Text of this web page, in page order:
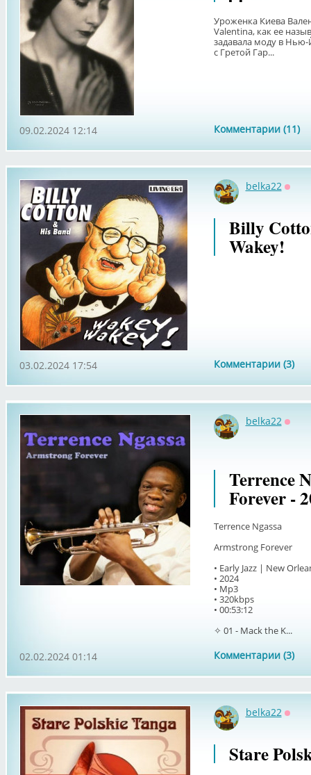
Уроженка Киева
Valentina, как ее
задавала моду в Нью-
с Гретой Гар...
Комментарии (11)
09.02.2024 12:14
belka22
Billy
Wakey!
Комментарии (3)
03.02.2024 17:54
belka22
Terrence
Forever -
Terrence Ngassa
Armstrong Forever
• Early Jazz | New
• 2024
• Mp3
• 320kbps
• 00:53:12
✧ 01 - Mack the K...
Комментарии (3)
02.02.2024 01:14
belka22
Stare